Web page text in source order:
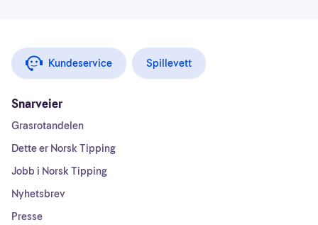
Kundeservice Spillevett
Snarveier
Grasrotandelen
Dette er Norsk Tipping
Jobb i Norsk Tipping
Nyhetsbrev
Presse